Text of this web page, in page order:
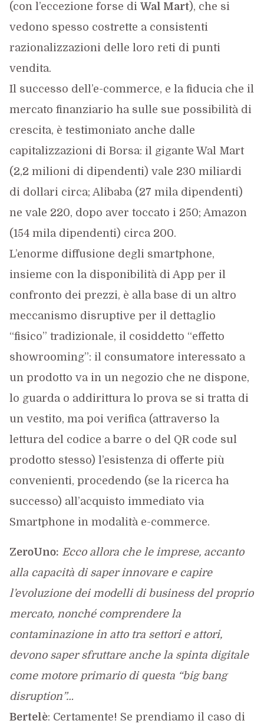
(con l’eccezione forse di Wal Mart), che si
vedono spesso costrette a consistenti
razionalizzazioni delle loro reti di punti
vendita.
Il successo dell’e-commerce, e la fiducia che il
mercato finanziario ha sulle sue possibilità di
crescita, è testimoniato anche dalle
capitalizzazioni di Borsa: il gigante Wal Mart
(2,2 milioni di dipendenti) vale 230 miliardi
di dollari circa; Alibaba (27 mila dipendenti)
ne vale 220, dopo aver toccato i 250; Amazon
(154 mila dipendenti) circa 200.
L’enorme diffusione degli smartphone,
insieme con la disponibilità di App per il
confronto dei prezzi, è alla base di un altro
meccanismo disruptive per il dettaglio
“fisico” tradizionale, il cosiddetto “effetto
showrooming”: il consumatore interessato a
un prodotto va in un negozio che ne dispone,
lo guarda o addirittura lo prova se si tratta di
un vestito, ma poi verifica (attraverso la
lettura del codice a barre o del QR code sul
prodotto stesso) l’esistenza di offerte più
convenienti, procedendo (se la ricerca ha
successo) all’acquisto immediato via
Smartphone in modalità e-commerce.
ZeroUno: Ecco allora che le imprese, accanto
alla capacità di saper innovare e capire
l’evoluzione dei modelli di business del proprio
mercato, nonché comprendere la
contaminazione in atto tra settori e attori,
devono saper sfruttare anche la spinta digitale
come motore primario di questa “big bang
disruption”…
Bertelè: Certamente! Se prendiamo il caso di